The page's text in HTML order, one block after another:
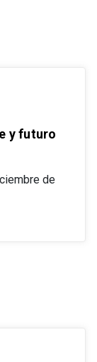
y futuro
de